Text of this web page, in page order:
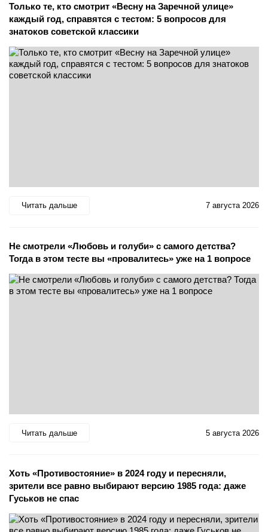
Только те, кто смотрит «Весну на Заречной улице»
каждый год, справятся с тестом: 5 вопросов для
знатоков советской классики
Читать дальше 7 августа 2026
Не смотрели «Любовь и голуби» с самого детства?
Тогда в этом тесте вы «провалитесь» уже на 1 вопросе
Читать дальше 5 августа 2026
Хоть «Противостояние» в 2024 году и пересняли,
зрители все равно выбирают версию 1985 года: даже
Гуськов не спас